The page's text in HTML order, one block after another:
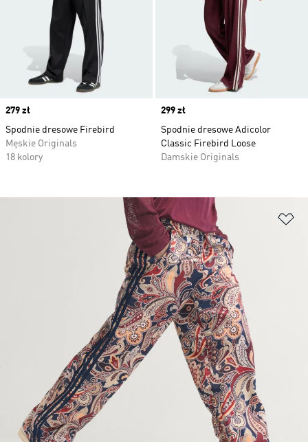
Price
279 zł
Spodnie dresowe Firebird
Męskie Originals
18 kolory
Price
299 zł
Spodnie dresowe Adicolor
Classic Firebird Loose
Damskie Originals